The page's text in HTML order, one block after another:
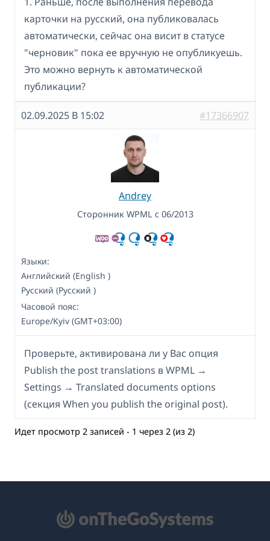
карточки на русский, она публиковалась
автоматически, сейчас она висит в статусе
"черновик" пока ее вручную не опубликуешь.
Это можно вернуть к автоматической
публикации?
02.09.2025 В 15:02 #17366907
Andrey
Сторонник WPML с 06/2013
Языки:
Английский (English )
Русский (Русский )
Часовой пояс:
Europe/Kyiv (GMT+03:00)
Проверьте, активирована ли у Вас опция
Publish the post translations в WPML →
Settings → Translated documents options
(секция When you publish the original post).
Идет просмотр 2 записей - 1 через 2 (из 2)